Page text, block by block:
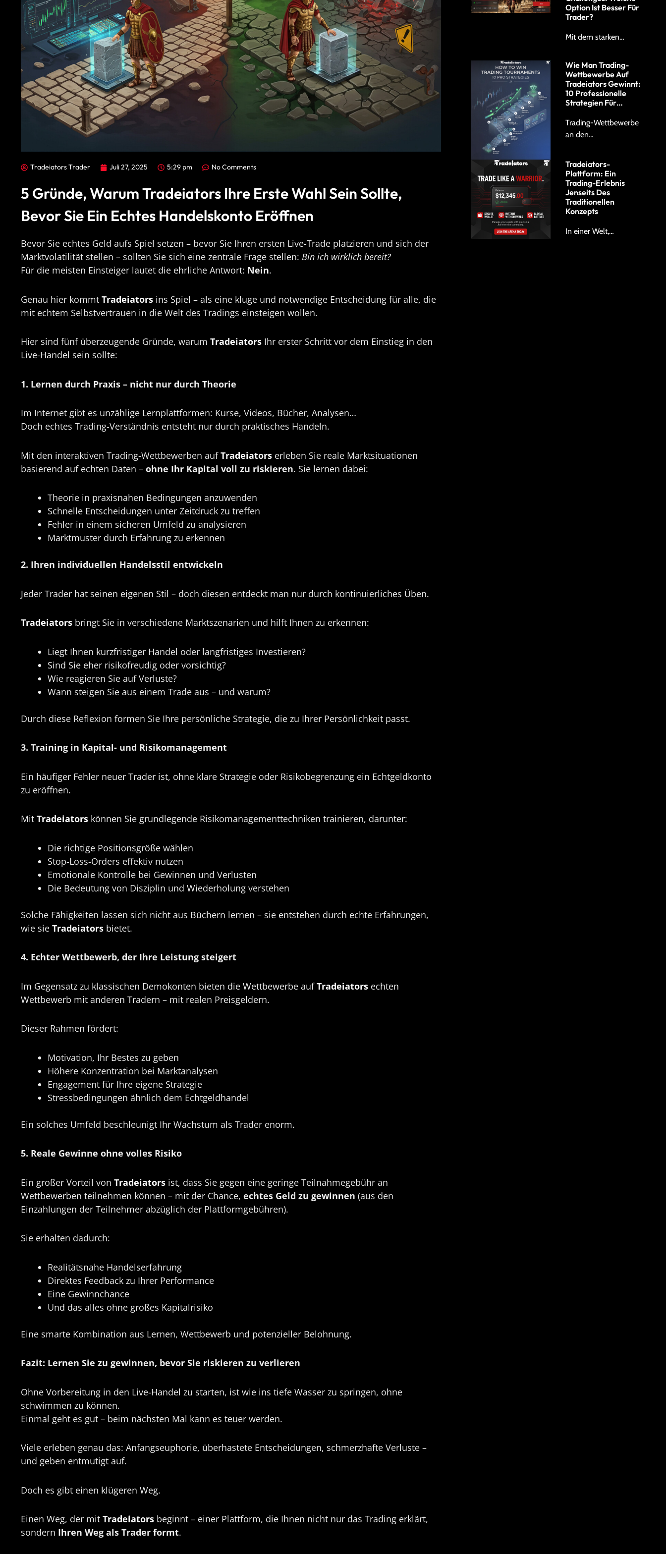
Tradeiators Trader Juli 27, 2025 5:29 pm No Comments
5 Gründe, Warum Tradeiators Ihre Erste Wahl Sein Sollte,
Bevor Sie Ein Echtes Handelskonto Eröffnen
Bevor Sie echtes Geld aufs Spiel setzen – bevor Sie Ihren ersten Live-Trade platzieren und sich der
Marktvolatilität stellen – sollten Sie sich eine zentrale Frage stellen: Bin ich wirklich bereit?
Für die meisten Einsteiger lautet die ehrliche Antwort: Nein.
Genau hier kommt Tradeiators ins Spiel – als eine kluge und notwendige Entscheidung für alle, die
mit echtem Selbstvertrauen in die Welt des Tradings einsteigen wollen.
Hier sind fünf überzeugende Gründe, warum Tradeiators Ihr erster Schritt vor dem Einstieg in den
Live-Handel sein sollte:
1. Lernen durch Praxis – nicht nur durch Theorie
Im Internet gibt es unzählige Lernplattformen: Kurse, Videos, Bücher, Analysen…
Doch echtes Trading-Verständnis entsteht nur durch praktisches Handeln.
Mit den interaktiven Trading-Wettbewerben aufTradeiators erleben Sie reale Marktsituationen
basierend auf echten Daten – ohne Ihr Kapital voll zu riskieren. Sie lernen dabei:
Theorie in praxisnahen Bedingungen anzuwenden
Schnelle Entscheidungen unter Zeitdruck zu treffen
Fehler in einem sicheren Umfeld zu analysieren
Marktmuster durch Erfahrung zu erkennen
2. Ihren individuellen Handelsstil entwickeln
Jeder Trader hat seinen eigenen Stil – doch diesen entdeckt man nur durch kontinuierliches Üben.
Tradeiators bringt Sie in verschiedene Marktszenarien und hilft Ihnen zu erkennen:
Liegt Ihnen kurzfristiger Handel oder langfristiges Investieren?
Sind Sie eher risikofreudig oder vorsichtig?
Wie reagieren Sie auf Verluste?
Wann steigen Sie aus einem Trade aus – und warum?
Durch diese Reflexion formen Sie Ihre persönliche Strategie, die zu Ihrer Persönlichkeit passt.
3. Training in Kapital- und Risikomanagement
Ein häufiger Fehler neuer Trader ist, ohne klare Strategie oder Risikobegrenzung ein Echtgeldkonto
zu eröffnen.
Mit Tradeiators können Sie grundlegende Risikomanagementtechniken trainieren, darunter:
Die richtige Positionsgröße wählen
Stop-Loss-Orders effektiv nutzen
Emotionale Kontrolle bei Gewinnen und Verlusten
Die Bedeutung von Disziplin und Wiederholung verstehen
Solche Fähigkeiten lassen sich nicht aus Büchern lernen – sie entstehen durch echte Erfahrungen,
wie sie Tradeiators bietet.
4. Echter Wettbewerb, der Ihre Leistung steigert
Im Gegensatz zu klassischen Demokonten bieten die Wettbewerbe aufTradeiators echten
Wettbewerb mit anderen Tradern – mit realen Preisgeldern.
Dieser Rahmen fördert:
Motivation, Ihr Bestes zu geben
Höhere Konzentration bei Marktanalysen
Engagement für Ihre eigene Strategie
Stressbedingungen ähnlich dem Echtgeldhandel
Ein solches Umfeld beschleunigt Ihr Wachstum als Trader enorm.
5. Reale Gewinne ohne volles Risiko
Ein großer Vorteil von Tradeiators ist, dass Sie gegen eine geringe Teilnahmegebühr an
Wettbewerben teilnehmen können – mit der Chance, echtes Geld zu gewinnen (aus den
Einzahlungen der Teilnehmer abzüglich der Plattformgebühren).
Sie erhalten dadurch:
Realitätsnahe Handelserfahrung
Direktes Feedback zu Ihrer Performance
Eine Gewinnchance
Und das alles ohne großes Kapitalrisiko
Eine smarte Kombination aus Lernen, Wettbewerb und potenzieller Belohnung.
Fazit: Lernen Sie zu gewinnen, bevor Sie riskieren zu verlieren
Ohne Vorbereitung in den Live-Handel zu starten, ist wie ins tiefe Wasser zu springen, ohne
schwimmen zu können.
Einmal geht es gut – beim nächsten Mal kann es teuer werden.
Viele erleben genau das: Anfangseuphorie, überhastete Entscheidungen, schmerzhafte Verluste –
und geben entmutigt auf.
Doch es gibt einen klügeren Weg.
Einen Weg, der mit Tradeiators beginnt – einer Plattform, die Ihnen nicht nur das Trading erklärt,
sondern Ihren Weg als Trader formt.
Option Ist Besser Für
Trader?
Mit dem starken…
Wie Man Trading-
Wettbewerbe Auf
Tradeiators Gewinnt:
10 Professionelle
Strategien Für…
Trading-Wettbewerbe
an den…
Tradeiators-
Plattform: Ein
Trading-Erlebnis
Jenseits Des
Traditionellen
Konzepts
In einer Welt,…